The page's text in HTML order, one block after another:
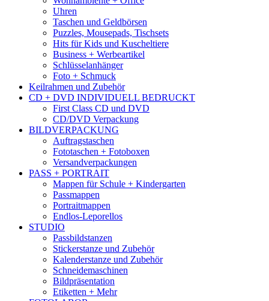
Uhren
Taschen und Geldbörsen
Puzzles, Mousepads, Tischsets
Hits für Kids und Kuscheltiere
Business + Werbeartikel
Schlüsselanhänger
Foto + Schmuck
Keilrahmen und Zubehör
CD + DVD INDIVIDUELL BEDRUCKT
First Class CD und DVD
CD/DVD Verpackung
BILDVERPACKUNG
Auftragstaschen
Fototaschen + Fotoboxen
Versandverpackungen
PASS + PORTRAIT
Mappen für Schule + Kindergarten
Passmappen
Portraitmappen
Endlos-Leporellos
STUDIO
Passbildstanzen
Stickerstanze und Zubehör
Kalenderstanze und Zubehör
Schneidemaschinen
Bildpräsentation
Etiketten + Mehr